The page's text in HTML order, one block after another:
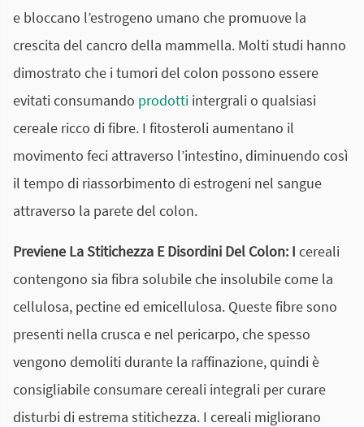
e bloccano l’estrogeno umano che promuove la
crescita del cancro della mammella. Molti studi hanno
dimostrato che i tumori del colon possono essere
evitati consumando prodotti intergrali o qualsiasi
cereale ricco di fibre. I fitosteroli aumentano il
movimento feci attraverso l’intestino, diminuendo così
il tempo di riassorbimento di estrogeni nel sangue
attraverso la parete del colon.
Previene La Stitichezza E Disordini Del Colon: I cereali
contengono sia fibra solubile che insolubile come la
cellulosa, pectine ed emicellulosa. Queste fibre sono
presenti nella crusca e nel pericarpo, che spesso
vengono demoliti durante la raffinazione, quindi è
consigliabile consumare cereali integrali per curare
disturbi di estrema stitichezza. I cereali migliorano